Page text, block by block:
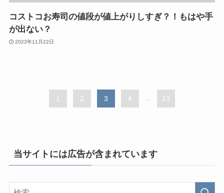
コストコお寿司の値段が値上がりしすぎ？！もはや手
が出ない？
2023年11月22日
1 2 3 4 ... 13
当サイトには広告が含まれています